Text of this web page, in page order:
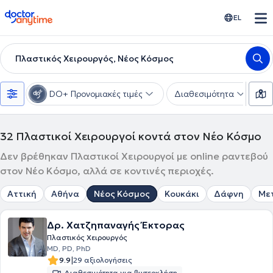
doctoranytime EL
Πλαστικός Χειρουργός, Νέος Κόσμος
DO+ Προνομιακές τιμές Διαθεσιμότητα
32 Πλαστικοί Χειρουργοί κοντά στον Νέο Κόσμο
Δεν βρέθηκαν Πλαστικοί Χειρουργοί με online ραντεβού
στον Νέο Κόσμο, αλλά σε κοντινές περιοχές.
Αττική Αθήνα Νέος Κόσμος Κουκάκι Δάφνη
Δρ. Χατζηπαναγής Έκτορας
Πλαστικός Χειρουργός
MD, PD, PhD
9.9|29 αξιολογήσεις